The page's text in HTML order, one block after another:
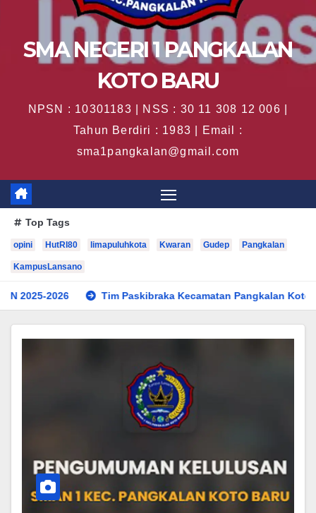
SMA NEGERI 1 PANGKALAN
KOTO BARU
NPSN : 10301183 | NSS : 30 11 308 12 006 |
Tahun Berdiri : 1983 | Email :
sma1pangkalan@gmail.com
Top Tags
opini HutRI80 limapuluhkota Kwaran Gudep Pangkalan
KampusLansano
Tim Paskibraka Kecamatan Pangkalan Koto Baru Sukses